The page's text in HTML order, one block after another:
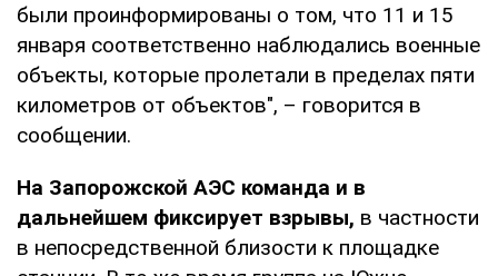
были проинформированы о том, что 11 и 15
января соответственно наблюдались военные
объекты, которые пролетали в пределах пяти
километров от объектов", – говорится в
сообщении.
На Запорожской АЭС команда и в
дальнейшем фиксирует взрывы, в частности
в непосредственной близости к площадке